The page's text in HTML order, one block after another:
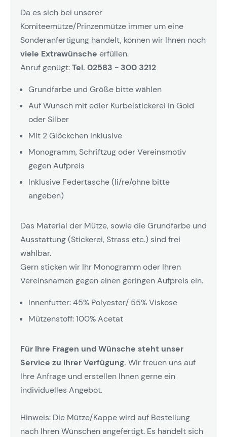
Da es sich bei unserer
Komiteemütze/Prinzenmütze immer um eine
Sonderanfertigung handelt, können wir Ihnen noch
viele Extrawünsche erfüllen.
Anruf genügt:Tel. 02583 - 300 3212
Grundfarbe und Größe bitte wählen
Auf Wunsch mit edler Kurbelstickerei in Gold
oder Silber
Mit 2 Glöckchen inklusive
Monogramm, Schriftzug oder Vereinsmotiv
gegen Aufpreis
Inklusive Federtasche (li/re/ohne bitte
angeben)
Das Material der Mütze, sowie die Grundfarbe und
Ausstattung (Stickerei, Strass etc.) sind frei
wählbar.
Gern sticken wir Ihr Monogramm oder Ihren
Vereinsnamen gegen einen geringen Aufpreis ein.
Innenfutter: 45% Polyester/ 55% Viskose
Mützenstoff: 100% Acetat
Für Ihre Fragen und Wünsche steht unser
Service zu Ihrer Verfügung. Wir freuen uns auf
Ihre Anfrage und erstellen Ihnen gerne ein
individuelles Angebot.
Hinweis: Die Mütze/Kappe wird auf Bestellung
nach Ihren Wünschen angefertigt. Es handelt sich